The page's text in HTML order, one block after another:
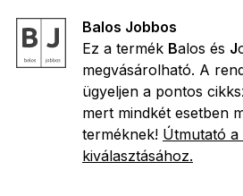
Balos Jobbos
Ez a termék Balos és J
megvásárolható. A
ügyeljen a pontos
mert mindkét esetben
terméknek! Útmutató
kiválasztásához.